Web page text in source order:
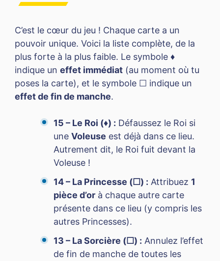
C’est le cœur du jeu ! Chaque carte a un
pouvoir unique. Voici la liste complète, de la
plus forte à la plus faible. Le symbole ♦
indique un effet immédiat (au moment où tu
poses la carte), et le symbole ☐ indique un
effet de fin de manche.
15 – Le Roi (♦) : Défaussez le Roi si
une Voleuse est déjà dans ce lieu.
Autrement dit, le Roi fuit devant la
Voleuse !
14 – La Princesse (☐) : Attribuez 1
pièce d’or à chaque autre carte
présente dans ce lieu (y compris les
autres Princesses).
13 – La Sorcière (☐) : Annulez l’effet
de fin de manche de toutes les